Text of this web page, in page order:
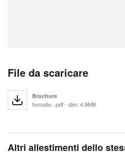
File da scaricare
Brochure
formato: .pdf - dim: 4.9MB
Altri allestimenti dello